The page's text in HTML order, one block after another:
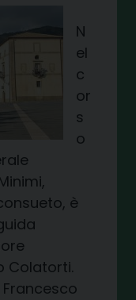
N
el
c
or
s
o
è
Colatorti.